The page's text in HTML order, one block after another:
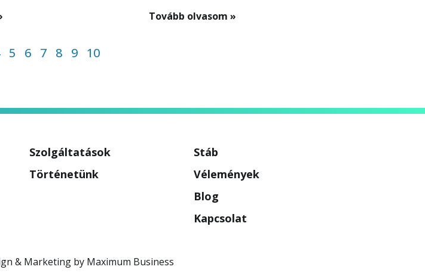
Tovább olvasom »
5 6 7 8 9 10
Szolgáltatások
Történetünk
Stáb
Vélemények
Blog
Kapcsolat
& Marketing by Maximum Business